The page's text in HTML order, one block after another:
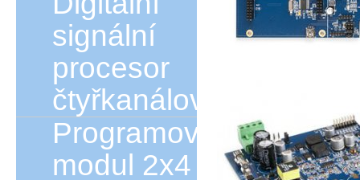
signální
procesor
čtyřkanálový
Programový
modul 2x4